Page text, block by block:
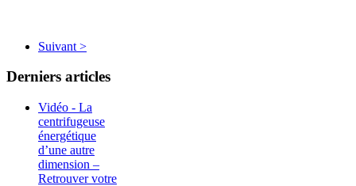
Suivant >
Derniers articles
Vidéo - La
centrifugeuse
énergétique
d’une autre
dimension –
Retrouver votre